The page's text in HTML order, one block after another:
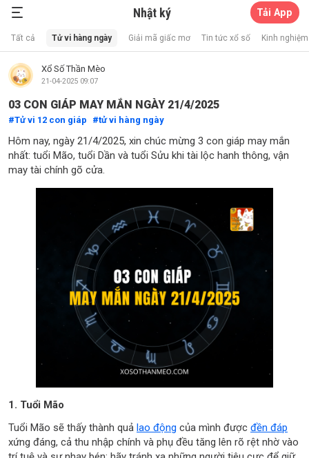
Nhật ký Tải App
Tất cả Tử vi hàng ngày Giải mã giấc mơ Tin tức xổ số Kinh
Xổ Số Thần Mèo
21-04-2025 09:07
03 CON GIÁP MAY MẮN NGÀY 21/4/2025
Tử vi 12 con giáp tử vi hàng ngày
Hôm nay, ngày 21/4/2025, xin chúc mừng 3 con giáp may mắn
nhất: tuổi Mão, tuổi Dần và tuổi Sửu khi tài lộc hanh thông, vận
may tài chính gõ cửa.
1. Tuổi Mão
Tuổi Mão sẽ thấy thành quả lao động của mình được đền đáp
xứng đáng, cả thu nhập chính và phụ đều tăng lên rõ rệt nhờ vào